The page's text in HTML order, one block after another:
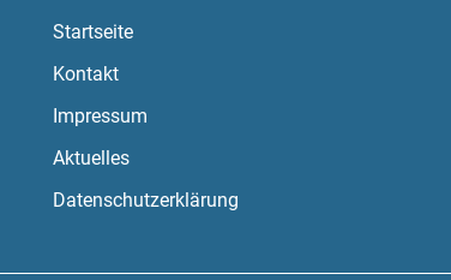
Startseite
Kontakt
Impressum
Aktuelles
Datenschutzerklärung